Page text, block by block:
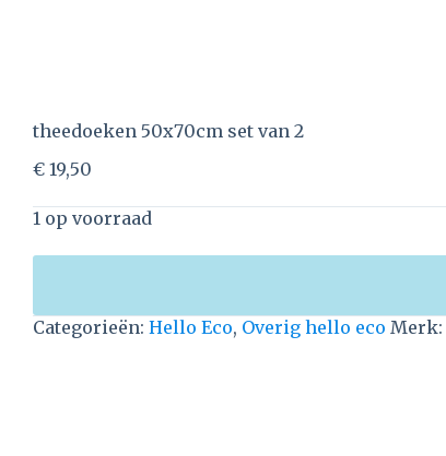
theedoeken 50x70cm set van 2
€ 19,50
1 op voorraad
Categorieën: Hello Eco, Overig hello eco Merk: